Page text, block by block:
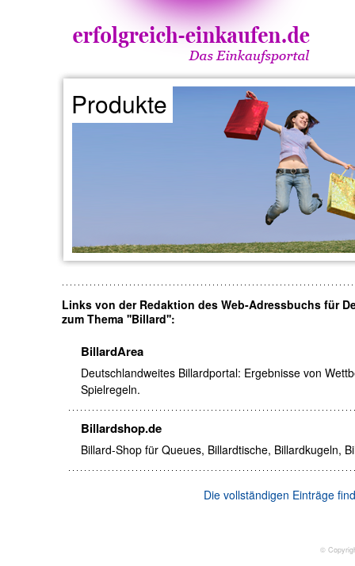
Produkte
Links von der Redaktion des Web-Adressbuchs für
zum Thema ''Billard'':
BillardArea
Deutschlandweites Billardportal: Ergebnisse von
Spielregeln.
Billardshop.de
Billard-Shop für Queues, Billardtische, Billardkugeln,
Die vollständigen Einträge
©